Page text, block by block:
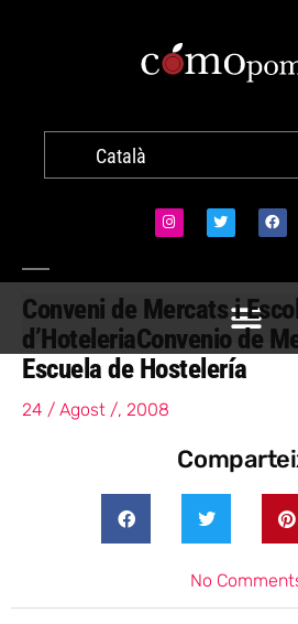
Català
Conveni de Mercats i
d’HoteleriaConvenio de
Escuela de Hostelería
24 / Agost /, 2008
No